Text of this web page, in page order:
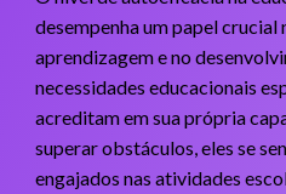
desempenha um papel crucial
aprendizagem e no
necessidades educacionais
acreditam em sua própria
superar obstáculos, eles se
engajados nas atividades